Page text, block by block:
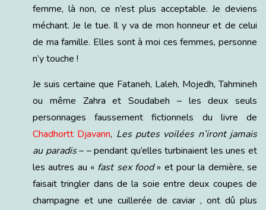
femme, là non, ce n’est plus acceptable. Je deviens
méchant. Je le tue. Il y va de mon honneur et de celui
de ma famille. Elles sont à moi ces femmes, personne
n’y touche !
Je suis certaine que Fataneh, Laleh, Mojedh, Tahmineh
ou même Zahra et Soudabeh – les deux seuls
personnages faussement fictionnels du livre de
Chadhortt Djavann, Les putes voilées n’iront jamais
au paradis– – pendant qu’elles turbinaient les unes et
les autres au « fast sex food» et pour la dernière, se
faisait tringler dans de la soie entre deux coupes de
champagne et une cuillerée de caviar , ont dû plus